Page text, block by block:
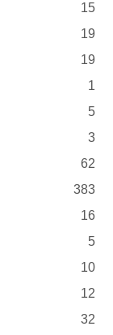
15
19
19
1
5
3
62
383
16
5
10
12
32